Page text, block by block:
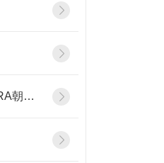
ASAHI-SPECTRA朝日分光